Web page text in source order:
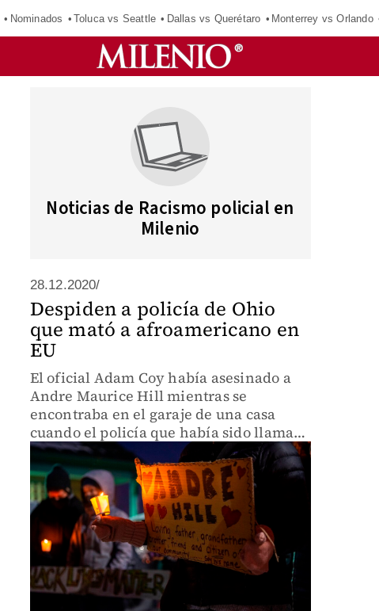
Nominados Toluca vs Seattle Dallas vs Querétaro Monterrey vs Orlando
Noticias de Racismo policial en
Milenio
28.12.2020/
Despiden a policía de Ohio
que mató a afroamericano en
EU
El oficial Adam Coy había asesinado a
Andre Maurice Hill mientras se
encontraba en el garaje de una casa
cuando el policía que había sido llamado
al lugar por un incidente menor le
disparó varias veces.